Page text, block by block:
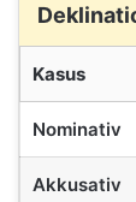
Kasus
Nominativ
Akkusativ